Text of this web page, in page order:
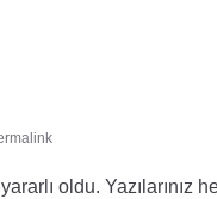
oldu. Yazılarınız